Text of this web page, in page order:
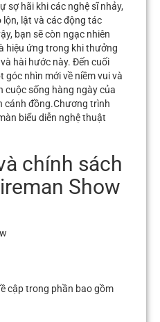
sợ hãi khi các nghệ sĩ nhảy,
lộn, lật và các động tác
bạn sẽ còn ngạc nhiên
hiệu ứng trong khi thưởng
hài hước này. Đến cuối
nhìn mới về niềm vui và
cuộc sống hàng ngày của
cánh đồng.Chương trình
biểu diễn nghệ thuật
chính sách
Show
cập trong phần bao gồm